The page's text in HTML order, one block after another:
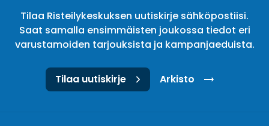
Tilaa Risteilykeskuksen uutiskirje sähköpostiisi.
Saat samalla ensimmäisten joukossa tiedot eri
varustamoiden tarjouksista ja kampanjaeduista.
Tilaa uutiskirje Arkisto